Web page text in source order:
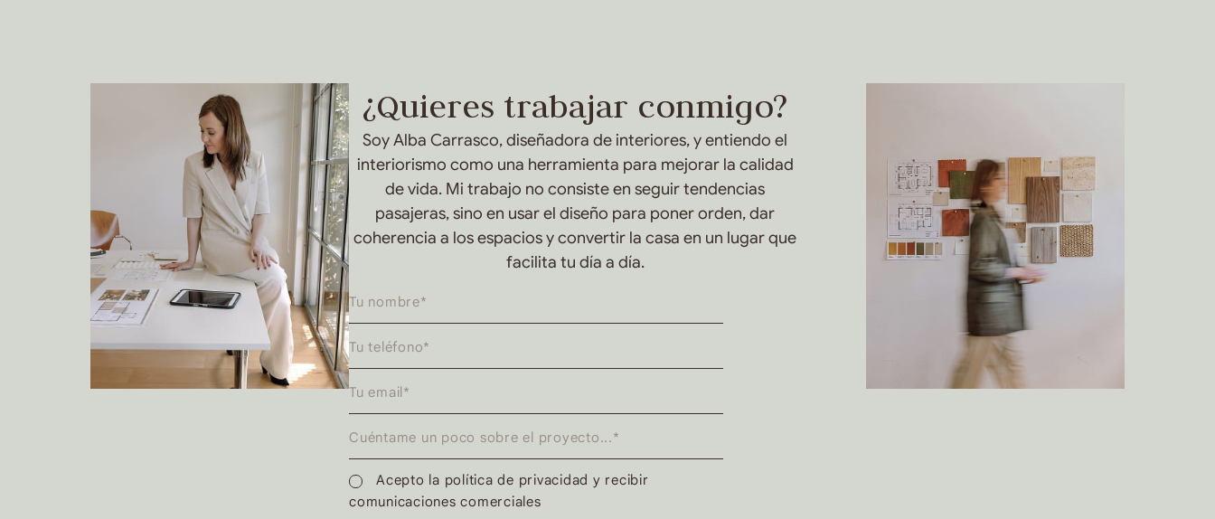
¿Quieres trabajar conmigo?
Soy Alba Carrasco, diseñadora de interiores, y entiendo el
interiorismo como una herramienta para mejorar la calidad
de vida. Mi trabajo no consiste en seguir tendencias
pasajeras, sino en usar el diseño para poner orden, dar
coherencia a los espacios y convertir la casa en un lugar que
facilita tu día a día.
Acepto la política de privacidad y recibir
comunicaciones comerciales